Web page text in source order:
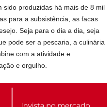
sido produzidas há mais de 8 mil
para a subsistência, as facas
Seja para o dia a dia, seja
pode ser a pescaria, a culinária
com a atividade e
e orgulho.